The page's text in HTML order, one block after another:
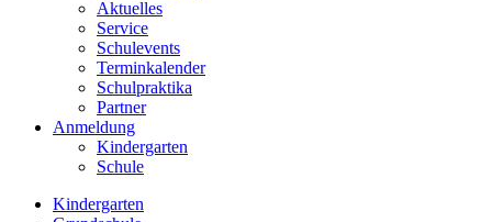
Aktuelles
Service
Schulevents
Terminkalender
Schulpraktika
Partner
Anmeldung
Kindergarten
Schule
Kindergarten